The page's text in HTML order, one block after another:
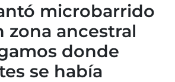
microbarrido
zona ancestral
donde
se había